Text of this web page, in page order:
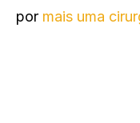
por mais uma